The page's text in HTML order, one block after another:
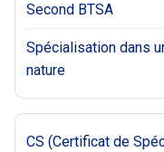
Second BTSA
Spécialisation dans
nature
CS (Certificat de